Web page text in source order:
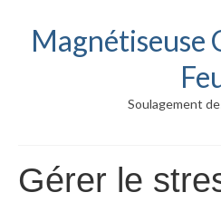
Magnétiseuse
Soulagement
Gérer le